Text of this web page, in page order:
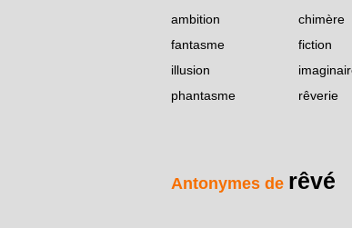
ambition chimère
fantasme
fiction
illusion
phantasme
rêverie
Antonymes de rêvé